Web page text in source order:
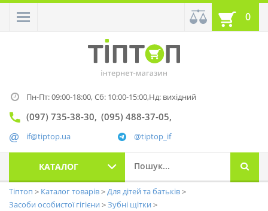
0
Пн-Пт: 09:00-18:00,Сб: 10:00-15:00,Нд: вихідний
(097) 735-38-30 (095) 488-37-05
@tiptop_if
if@tiptop.ua
КАТАЛОГ
Тіптоп Каталог товарів
Для дітей та батьків
Засоби особистої гігієни
Зубні щітки